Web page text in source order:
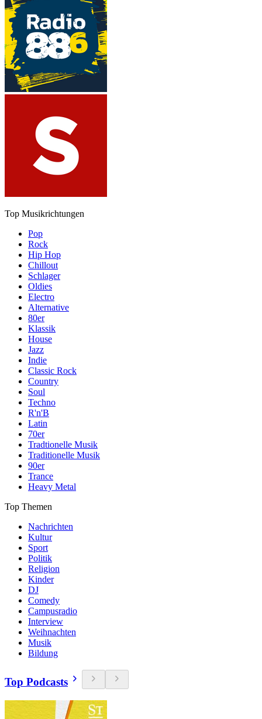
Top Musikrichtungen
Pop
Rock
Hip Hop
Chillout
Schlager
Oldies
Electro
Alternative
80er
Klassik
House
Jazz
Indie
Classic Rock
Country
Soul
Techno
R'n'B
Latin
70er
Tradtionelle Musik
Traditionelle Musik
90er
Trance
Heavy Metal
Top Themen
Nachrichten
Kultur
Sport
Politik
Religion
Kinder
DJ
Comedy
Campusradio
Interview
Weihnachten
Musik
Bildung
Top Podcasts